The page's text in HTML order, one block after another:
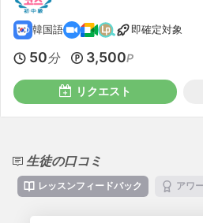
韓国語 即確定対象
50分 3,500P
リクエスト
生徒の口コミ
レッスンフィードバック アワ